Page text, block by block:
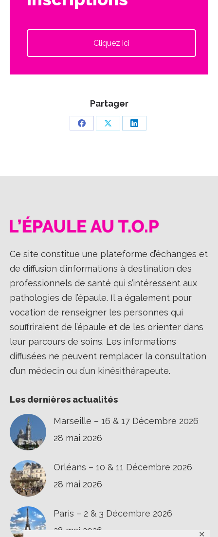
✕
Cliquez ici
Partager
PartagerPartagerPartager
Ce site constitue une plateforme d’échanges et
de diffusion d’informations à destination des
professionnels de santé qui s’intéressent aux
pathologies de l’épaule. Il a également pour
vocation de renseigner les personnes qui
souffriraient de l’épaule et de les orienter dans
leur parcours de soins. Les informations
diffusées ne peuvent remplacer la consultation
d’un médecin ou d’un kinésithérapeute.
Les dernières actualités
Marseille – 16 & 17 Décembre 2026
28 mai 2026
Orléans – 10 & 11 Décembre 2026
28 mai 2026
Paris – 2 & 3 Décembre 2026
28 mai 2026